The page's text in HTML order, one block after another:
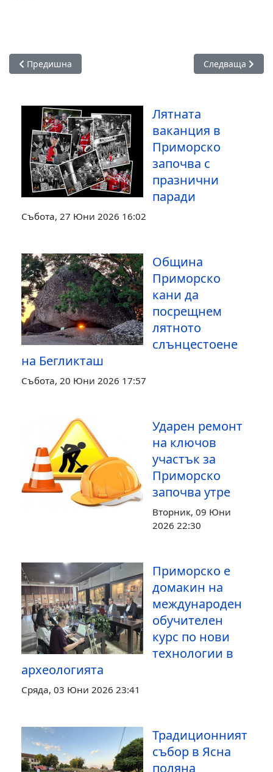
Предишна статия: Приморско става столица на лятната
Предишна Следваща
Следваща
Лятната
ваканция в
Приморско
започва с
празнични
паради
Събота, 27 Юни 2026 16:02
Община
Приморско
кани да
посрещнем
лятното
слънцестоене
на Бегликташ
Събота, 20 Юни 2026 17:57
Ударен ремонт
на ключов
участък за
Приморско
започва утре
Вторник, 09 Юни
2026 22:30
Приморско е
домакин на
международен
обучителен
курс по нови
технологии в
археологията
Сряда, 03 Юни 2026 23:41
Традиционният
събор в Ясна
поляна